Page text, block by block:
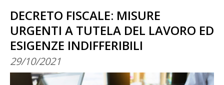
DECRETO FISCALE: MISURE
URGENTI A TUTELA DEL LAVORO ED
ESIGENZE INDIFFERIBILI
29/10/2021